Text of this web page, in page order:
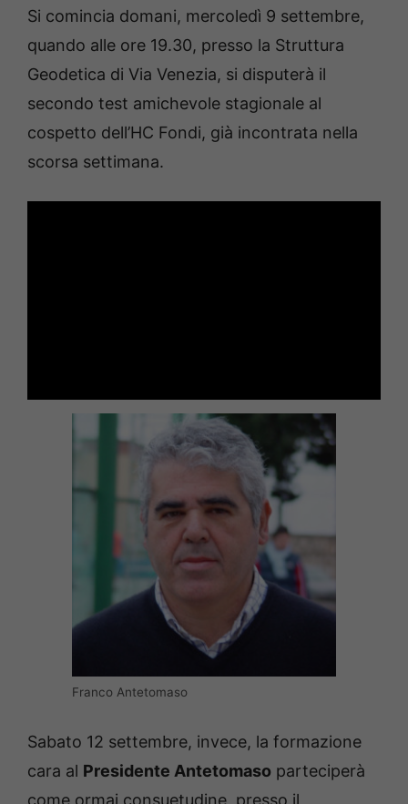
Si comincia domani, mercoledì 9 settembre,
quando alle ore 19.30, presso la Struttura
Geodetica di Via Venezia, si disputerà il
secondo test amichevole stagionale al
cospetto dell’HC Fondi, già incontrata nella
scorsa settimana.
Franco Antetomaso
Sabato 12 settembre, invece, la formazione
cara al Presidente Antetomaso parteciperà
come ormai consuetudine, presso il